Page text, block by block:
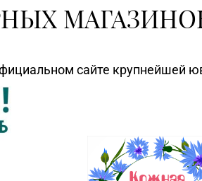
сайте крупнейшей